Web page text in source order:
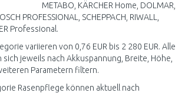
METABO, KÄRCHER Home, DOLMAR,
PROFESSIONAL, SCHEPPACH, RIWALL,
Professional.
variieren von 0,76 EUR bis 2 280 EUR. Alle
sich jeweils nach Akkuspannung, Breite, Höhe,
Parametern filtern.
Rasenpflege können aktuell nach